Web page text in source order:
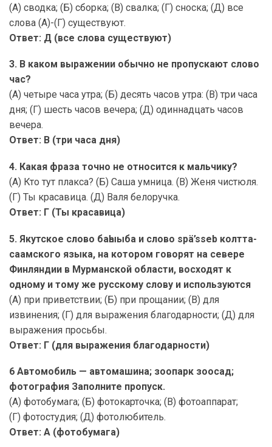
(А) сводка; (Б) сборка; (В) свалка; (Г) сноска; (Д) все
слова (А)-(Г) существуют.
Ответ: Д (все слова существуют)
3. В каком выражении обычно не пропускают слово
час?
(А) четыре часа утра; (Б) десять часов утра: (В) три часа
дня; (Г) шесть часов вечера; (Д) одиннадцать часов
вечера.
Ответ: В (три часа дня)
4. Какая фраза точно не относится к мальчику?
(А) Кто тут плакса? (Б) Саша умница. (В) Женя чистюля.
(Г) Ты красавица. (Д) Валя белоручка.
Ответ: Г (Ты красавица)
5. Якутское слово баһыыба и слово spä’sseb колтта-
саамского языка, на котором говорят на севере
Финляндии в Мурманской области, восходят к
одному и тому же русскому слову и используются
(А) при приветствии; (Б) при прощании; (В) для
извинения; (Г) для выражения благодарности; (Д) для
выражения просьбы.
Ответ: Г (для выражения благодарности)
6 Автомобиль — автомашина; зоопарк зоосад;
фотография Заполните пропуск.
(А) фотобумага; (Б) фотокарточка; (В) фотоаппарат;
(Г) фотостудия; (Д) фотолюбитель.
Ответ: А (фотобумага)